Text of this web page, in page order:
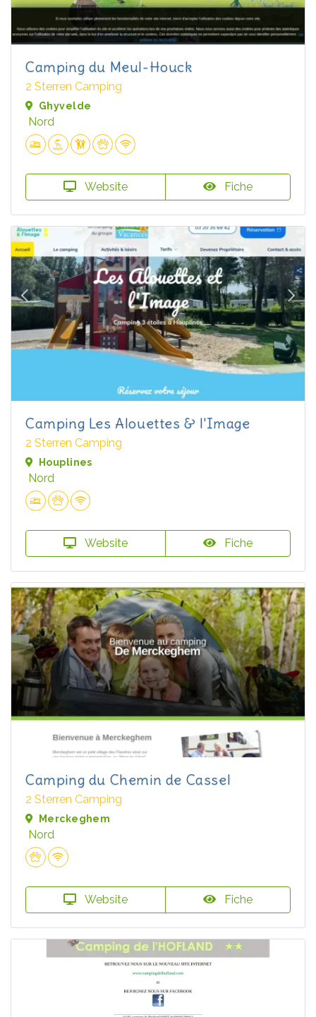
Camping du Meul-Houck
2 Sterren Camping
Ghyvelde
Nord
Website Fiche
Camping Les Alouettes & l'Image
2 Sterren Camping
Houplines
Nord
Website Fiche
Camping du Chemin de Cassel
2 Sterren Camping
Merckeghem
Nord
Website Fiche